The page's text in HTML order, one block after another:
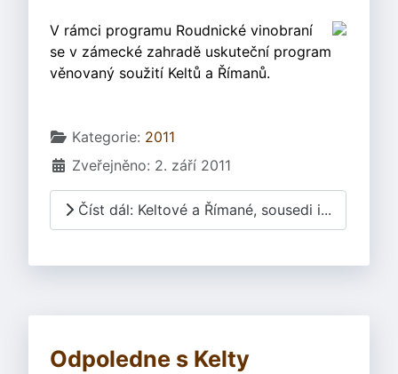
V rámci programu Roudnické vinobraní
se v zámecké zahradě uskuteční program
věnovaný soužití Keltů a Římanů.
Základní údaje
Kategorie: 2011
Zveřejněno: 2. září 2011
Číst dál: Keltové a Římané, sousedi i...
Odpoledne s Kelty